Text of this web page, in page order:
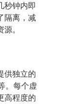
秒钟内即
隔离，减
。
供独立的
。每个虚
高程度的